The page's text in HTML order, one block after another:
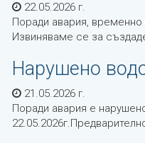
22.05.2026 г.
Поради авария,
Извиняваме се за
Нарушено
21.05.2026 г.
Поради авария е